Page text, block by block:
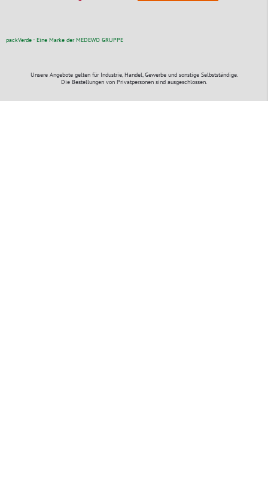
packVerde - Eine Marke der MEDEWO GRUPPE
Unsere Angebote gelten für Industrie, Handel, Gewerbe und sonstige Selbstständige.
Die Bestellungen von Privatpersonen sind ausgeschlossen.